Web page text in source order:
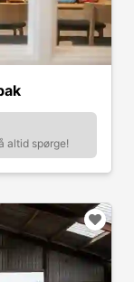
altid spørge!